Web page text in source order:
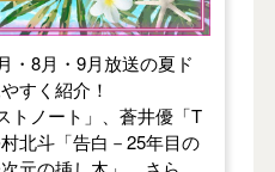
・8月・9月放送の夏ド
すく紹介！
トノート」、蒼井優「T
北斗「告白－25年目の